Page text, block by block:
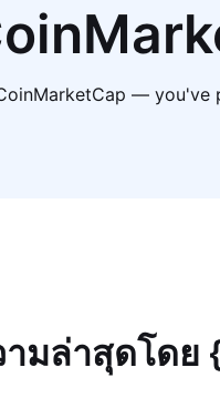
— you've
มล่าสุดโดย